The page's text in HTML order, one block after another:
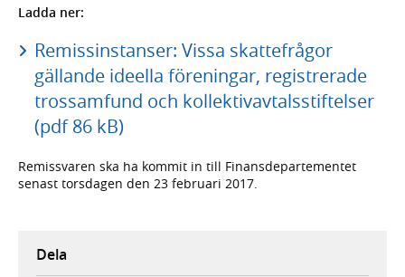
Ladda ner:
Remissinstanser: Vissa skattefrågor
gällande ideella föreningar, registrerade
trossamfund och kollektivavtalsstiftelser
(pdf 86 kB)
Remissvaren ska ha kommit in till Finansdepartementet
senast torsdagen den 23 februari 2017.
Dela